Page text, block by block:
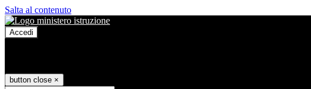
Salta al contenuto
Accedi
button close ×